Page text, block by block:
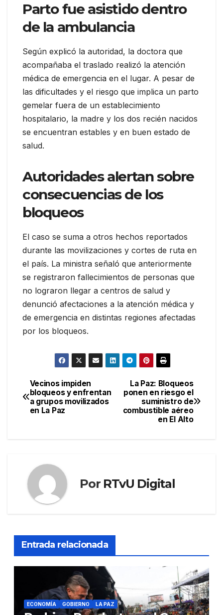
Parto fue asistido dentro
de la ambulancia
Según explicó la autoridad, la doctora que
acompañaba el traslado realizó la atención
médica de emergencia en el lugar. A pesar de
las dificultades y el riesgo que implica un parto
gemelar fuera de un establecimiento
hospitalario, la madre y los dos recién nacidos
se encuentran estables y en buen estado de
salud.
Autoridades alertan sobre
consecuencias de los
bloqueos
El caso se suma a otros hechos reportados
durante las movilizaciones y cortes de ruta en
el país. La ministra señaló que anteriormente
se registraron fallecimientos de personas que
no lograron llegar a centros de salud y
denunció afectaciones a la atención médica y
de emergencia en distintas regiones afectadas
por los bloqueos.
Navegación
de
La Paz: Bloqueos
ponen en riesgo el
suministro de
combustible aéreo
en El Alto
Vecinos impiden
bloqueos y enfrentan
a grupos movilizados
en La Paz
Por RTvU Digital
Entrada relacionada
ECONOMÍA GOBIERNO LA PAZ